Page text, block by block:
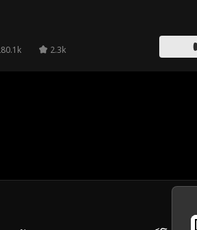
หนักได้ว่า ชีวิตนั้นสั้นเกินกว่าจะปล่อยให้รักแท้สูญเปล่าไป
2.3k